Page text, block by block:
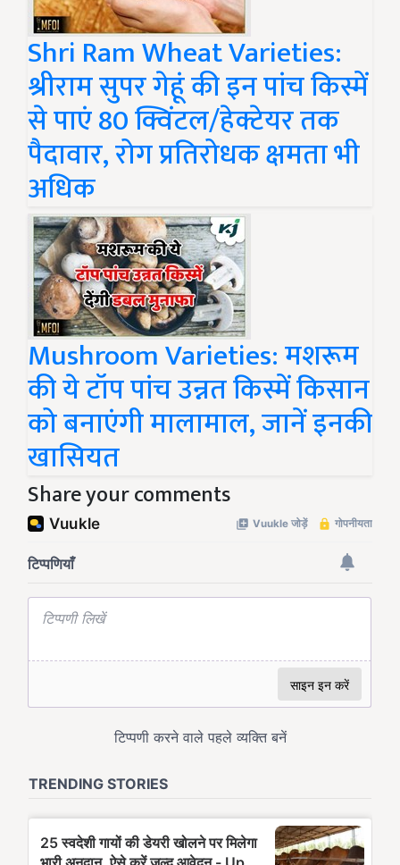
Shri Ram Wheat Varieties:
श्रीराम सुपर गेहूं की इन पांच किस्में
से पाएं 80 क्विंटल/हेक्टेयर तक
पैदावार, रोग प्रतिरोधक क्षमता भी
अधिक
Mushroom Varieties: मशरूम
की ये टॉप पांच उन्नत किस्में किसान
को बनाएंगी मालामाल, जानें इनकी
खासियत
Share your comments